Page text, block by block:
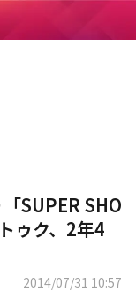
SUPER SHO
ゥク、2年4
2014/07/31 10:57